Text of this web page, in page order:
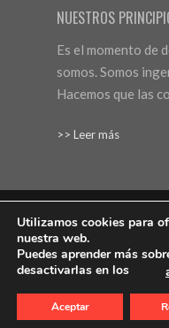
NUESTROS
Es el momento de
somos. Somos
Hacemos que las
>> Leer más
Aviso Legal Protección
Web: Bannister Global
© 2019
Utilizamos cookies para
nuestra web.
Puedes aprender más
desactivarlas en los
Aceptar